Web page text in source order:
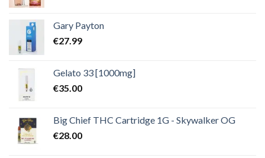
Gary Payton
€27.99
Gelato 33 [1000mg]
€35.00
Big Chief THC Cartridge 1G - Skywalker OG
€28.00